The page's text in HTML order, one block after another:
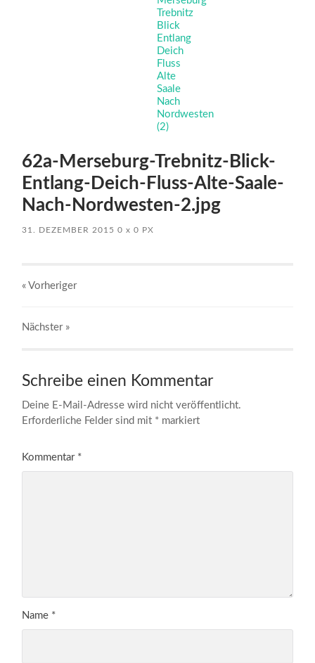
62a-Merseburg-Trebnitz-Blick-
Entlang-Deich-Fluss-Alte-Saale-
Nach-Nordwesten-2.jpg
31. DEZEMBER 2015 0x 0 PX
« Vorheriger
Nächster »
Schreibe einen Kommentar
Deine E-Mail-Adresse wird nicht veröffentlicht.
Erforderliche Felder sind mit * markiert
Kommentar *
Name *